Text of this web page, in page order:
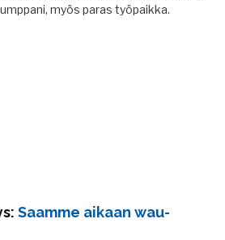
myös paras työpaikka.
Saamme aikaan wau-